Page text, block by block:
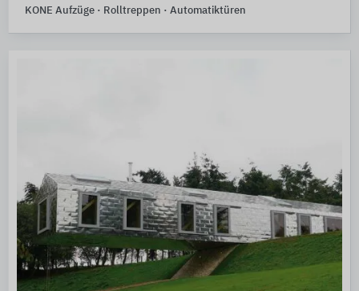
KONE Aufzüge · Rolltreppen · Automatiktüren